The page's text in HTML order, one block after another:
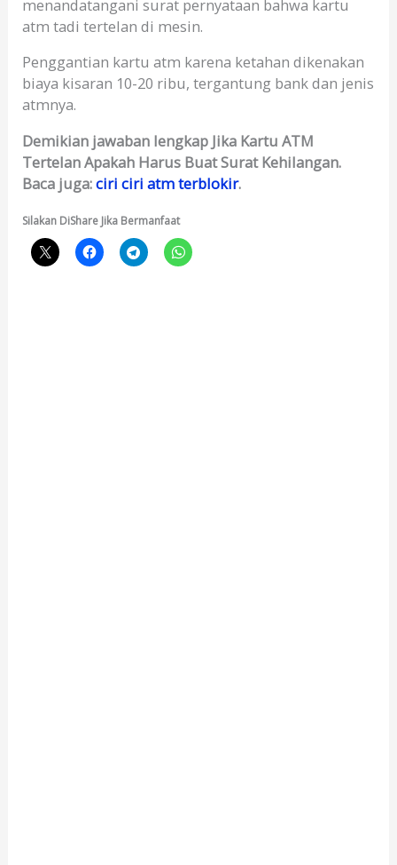
menandatangani surat pernyataan bahwa kartu
atm tadi tertelan di mesin.
Penggantian kartu atm karena ketahan dikenakan
biaya kisaran 10-20 ribu, tergantung bank dan jenis
atmnya.
Demikian jawaban lengkap Jika Kartu ATM
Tertelan Apakah Harus Buat Surat Kehilangan.
Baca juga:ciri ciri atm terblokir.
Silakan DiShare Jika Bermanfaat